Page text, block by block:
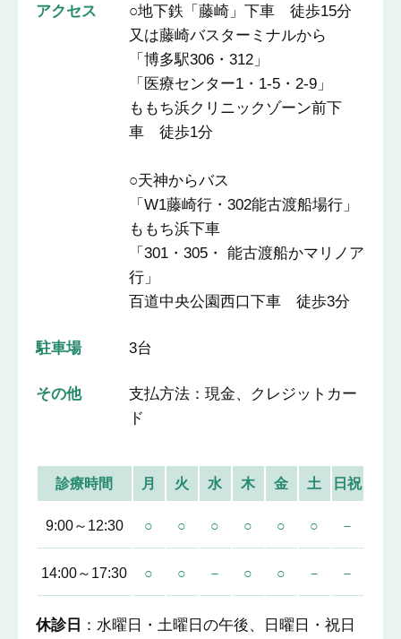
アクセス
○地下鉄「藤崎」下車 徒歩15分
又は藤崎バスターミナルから
「博多駅306・312」
「医療センター1・1-5・2-9」
ももち浜クリニックゾーン前下
車 徒歩1分
○天神からバス
「W1藤崎行・302能古渡船場行」
ももち浜下車
「301・305・ 能古渡船かマリノア
行」
百道中央公園西口下車 徒歩3分
駐車場 3台
その他
支払方法：現金、クレジットカー
ド
診療時間 月 火 水 木 金 土 日祝
9:00～12:30 ○ ○ ○ ○ ○ ○ －
14:00～17:30 ○ ○ － ○ ○ － －
休診日 ：水曜日・土曜日の午後、日曜日・祝日